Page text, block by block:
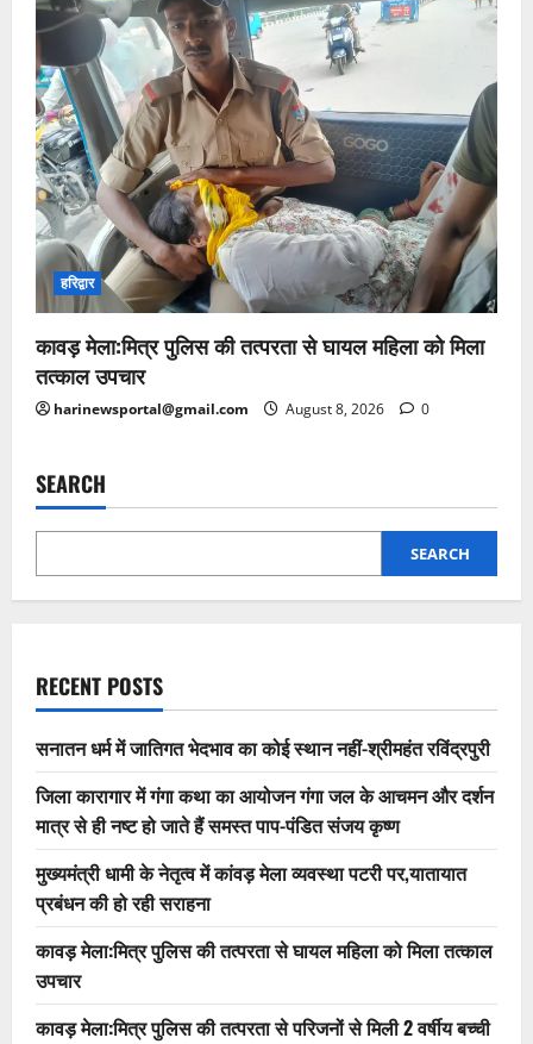
हरिद्वार
कावड़ मेला:मित्र पुलिस की तत्परता से घायल महिला को मिला
तत्काल उपचार
harinewsportal@gmail.com August 8, 2026 0
SEARCH
SEARCH
RECENT POSTS
सनातन धर्म में जातिगत भेदभाव का कोई स्थान नहीं-श्रीमहंत रविंद्रपुरी
जिला कारागार में गंगा कथा का आयोजन गंगा जल के आचमन और दर्शन
मात्र से ही नष्ट हो जाते हैं समस्त पाप-पंडित संजय कृष्ण
मुख्यमंत्री धामी के नेतृत्व में कांवड़ मेला व्यवस्था पटरी पर,यातायात
प्रबंधन की हो रही सराहना
कावड़ मेला:मित्र पुलिस की तत्परता से घायल महिला को मिला तत्काल
उपचार
कावड़ मेला:मित्र पुलिस की तत्परता से परिजनों से मिली 2 वर्षीय बच्ची